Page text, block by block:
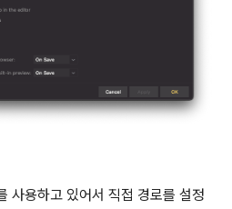
사용하고 있어서 직접 경로를 설정